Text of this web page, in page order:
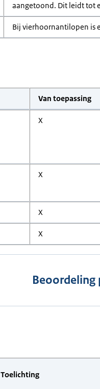
aangetoond. Dit leidt tot
Bij vierhoornantilopen is
Van toepassing
X
X
X
X
Beoordeling
Toelichting